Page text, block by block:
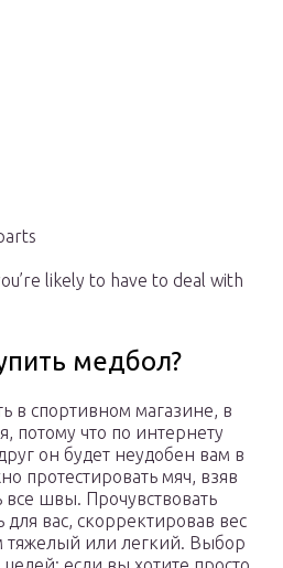
likely to have to deal with
медбол?
в спортивном магазине, в
потому что по интернету
он будет неудобен вам в
протестировать мяч, взяв
все швы. Прочувствовать
вас, скорректировав вес
тяжелый или легкий. Выбор